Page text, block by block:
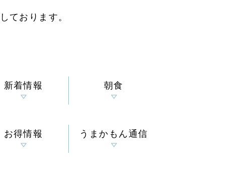
ております。
新着情報 朝食
お得情報 うまかもん通信